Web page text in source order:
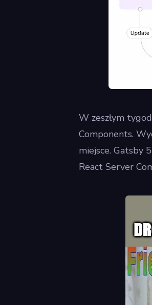
W zeszłym
Components.
miejsce. Gatsby
React Server